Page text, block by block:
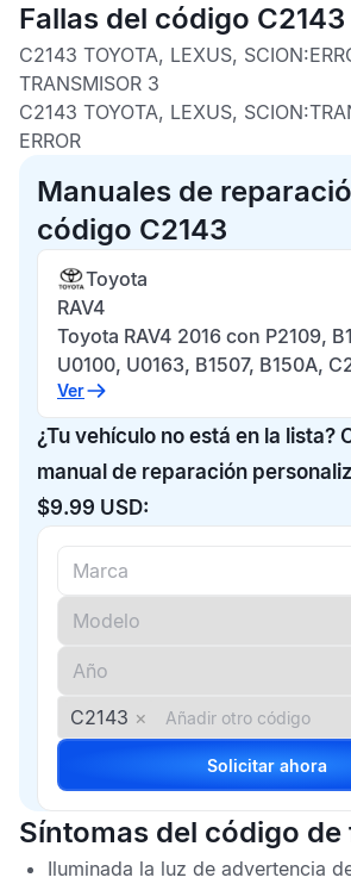
Fallas del código
C2143 TOYOTA, LEXUS, SCION:
TRANSMISOR 3
C2143 TOYOTA, LEXUS, SCION:
ERROR
Manuales de
código C2143
Toyota
RAV4
Toyota RAV4 2016 con P2109,
U0100, U0163, B1507, B150A,
Ver
¿Tu vehículo no está en la lista?
manual de reparación
$9.99 USD:
C2143 ×
Solicitar ahora
Síntomas del código de
Iluminada la luz de advertencia